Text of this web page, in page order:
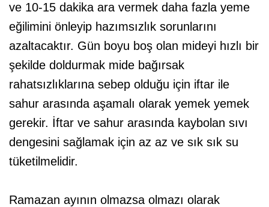
ve 10-15 dakika ara vermek daha fazla yeme
eğilimini önleyip hazımsızlık sorunlarını
azaltacaktır. Gün boyu boş olan mideyi hızlı bir
şekilde doldurmak mide bağırsak
rahatsızlıklarına sebep olduğu için iftar ile
sahur arasında aşamalı olarak yemek yemek
gerekir. İftar ve sahur arasında kaybolan sıvı
dengesini sağlamak için az az ve sık sık su
tüketilmelidir.
Ramazan ayının olmazsa olmazı olarak